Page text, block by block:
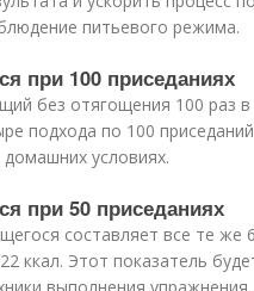
питьевого режима.
при 100 приседаниях
без отягощения 100 раз
подхода по 100
условиях.
при 50 приседаниях
составляет все те же
ккал. Этот показатель